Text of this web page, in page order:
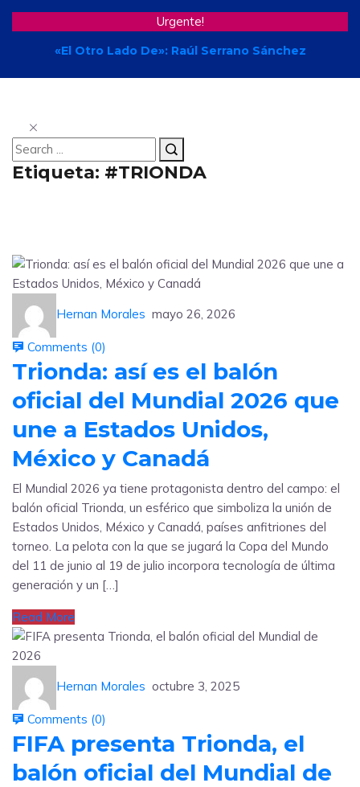
Urgente!
«El Otro Lado De»: Raúl Serrano Sánchez
Etiqueta: #TRIONDA
Hernan Morales mayo 26, 2026
Comments (0)
Trionda: así es el balón
oficial del Mundial 2026 que
une a Estados Unidos,
México y Canadá
El Mundial 2026 ya tiene protagonista dentro del campo: el
balón oficial Trionda, un esférico que simboliza la unión de
Estados Unidos, México y Canadá, países anfitriones del
torneo. La pelota con la que se jugará la Copa del Mundo
del 11 de junio al 19 de julio incorpora tecnología de última
generación y un […]
Read More
Hernan Morales octubre 3, 2025
Comments (0)
FIFA presenta Trionda, el
balón oficial del Mundial de